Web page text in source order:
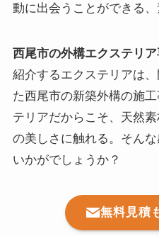
動に出会うことができる、
西尾市の外構エクステリ
紹介するエクステリアは
た西尾市の新築外構の施
テリアだからこそ、天然
の美しさに触れる。そん
いかがでしょうか？
無料見積